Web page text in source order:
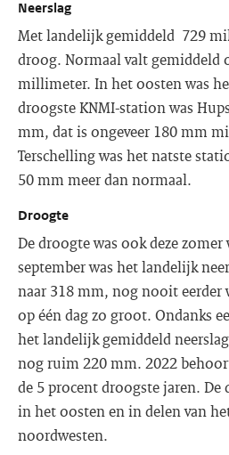
Neerslag
Met landelijk gemiddeld 729
droog. Normaal valt gemiddeld
millimeter. In het oosten was
droogste KNMI-station was
mm, dat is ongeveer 180 mm
Terschelling was het natste
50 mm meer dan normaal.
Droogte
De droogte was ook deze
september was het landelijk
naar 318 mm, nog nooit eerder
op één dag zo groot. Ondanks
het landelijk gemiddeld
nog ruim 220 mm. 2022
de 5 procent droogste jaren.
in het oosten en in delen van
noordwesten.